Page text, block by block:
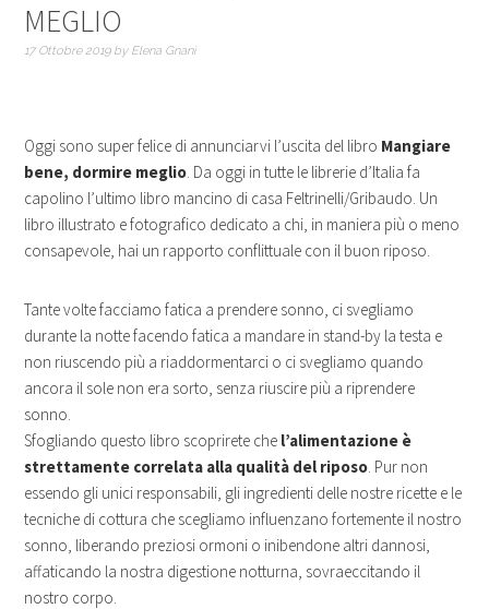
MEGLIO
17 Ottobre 2019by Elena Gnani
Oggi sono super felice di annunciarvi l’uscita del libro Mangiare
bene, dormire meglio. Da oggi in tutte le librerie d’Italia fa
capolino l’ultimo libro mancino di casa Feltrinelli/Gribaudo. Un
libro illustrato e fotografico dedicato a chi, in maniera più o meno
consapevole, hai un rapporto conflittuale con il buon riposo.
Tante volte facciamo fatica a prendere sonno, ci svegliamo
durante la notte facendo fatica a mandare in stand-by la testa e
non riuscendo più a riaddormentarci o ci svegliamo quando
ancora il sole non era sorto, senza riuscire più a riprendere
sonno.
Sfogliando questo libro scoprirete che l’alimentazione è
strettamente correlata alla qualità del riposo. Pur non
essendo gli unici responsabili, gli ingredienti delle nostre ricette e le
tecniche di cottura che scegliamo influenzano fortemente il nostro
sonno, liberando preziosi ormoni o inibendone altri dannosi,
affaticando la nostra digestione notturna, sovraeccitando il
nostro corpo.